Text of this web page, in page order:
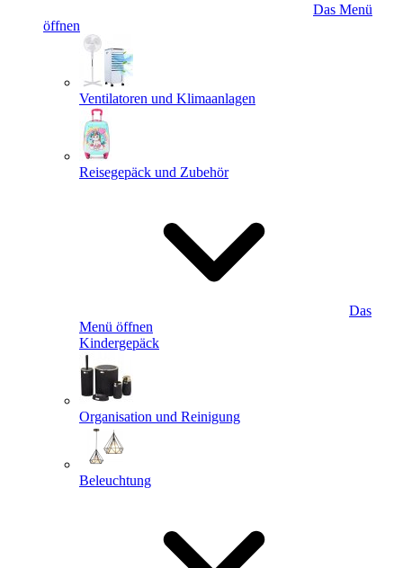
Das Menü
öffnen
Ventilatoren und Klimaanlagen
Reisegepäck und Zubehör
Das
Menü öffnen
Kindergepäck
Organisation und Reinigung
Beleuchtung